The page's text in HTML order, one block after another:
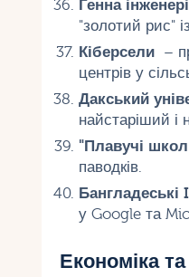
Генна
"золотий рис"
Кіберсели–
центрів у
Дакський
найстаріший і
"Плавучі
паводків.
Бангладеські
у Google та
Економіка